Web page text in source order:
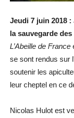
Jeudi 7 juin 2018
la sauvegarde
L’Abeille de France
se sont rendus sur
soutenir les
leur cheptel en ce
Nicolas Hulot est